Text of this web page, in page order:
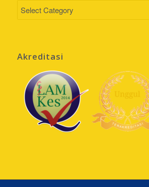
INFORMASI
Akreditasi